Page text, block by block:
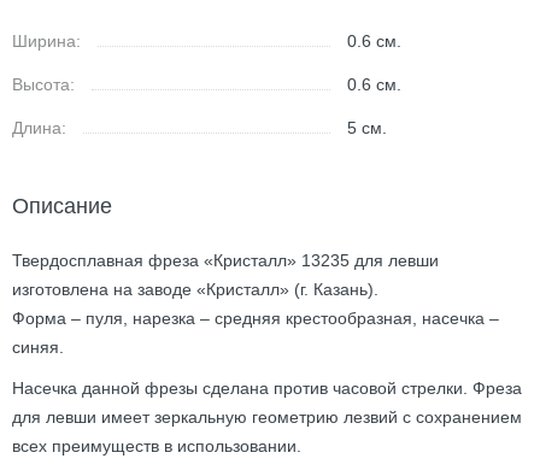
Ширина: 0.6см.
Высота: 0.6см.
Длина: 5см.
Описание
Твердосплавная фреза «Кристалл» 13235 для левши
изготовлена на заводе «Кристалл» (г. Казань).
Форма – пуля, нарезка – средняя крестообразная, насечка –
синяя.
Насечка данной фрезы сделана против часовой стрелки. Фреза
для левши имеет зеркальную геометрию лезвий с сохранением
всех преимуществ в использовании.